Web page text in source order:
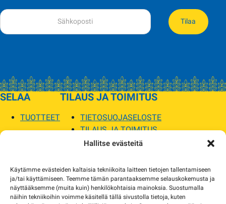
Hallitse evästeitä
Käytämme evästeiden kaltaisia tekniikoita laitteen tietojen tallentamiseen
ja/tai käyttämiseen. Teemme tämän parantaaksemme selauskokemusta ja
näyttääksemme (muita kuin) henkilökohtaisia mainoksia. Suostumalla
näihin tekniikoihin voimme käsitellä tällä sivustolla tietoja, kuten
Tilaa
SELAA
TUOTTEET
TILAUS JA TOIMITUS
TIETOSUOJASELOSTE
TILAUS JA TOIMITUS
TOIMITUSEHDOT
MYYMÄLÄT JA YHTEYSTIEDOT
USEIN KYSYTYT